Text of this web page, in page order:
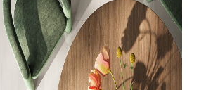
Søg KurvBook